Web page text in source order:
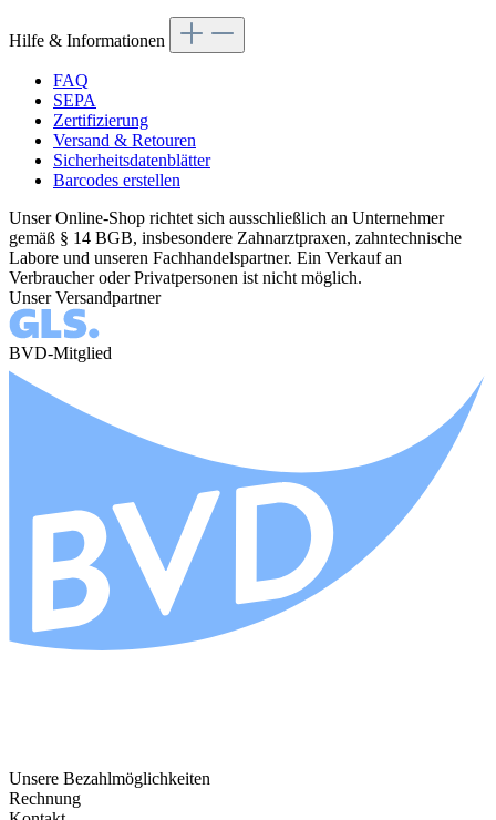
Hilfe & Informationen
FAQ
SEPA
Zertifizierung
Versand & Retouren
Sicherheitsdatenblätter
Barcodes erstellen
Unser Online-Shop richtet sich ausschließlich an Unternehmer
gemäß § 14 BGB, insbesondere Zahnarztpraxen, zahntechnische
Labore und unseren Fachhandelspartner. Ein Verkauf an
Verbraucher oder Privatpersonen ist nicht möglich.
Unser Versandpartner
BVD-Mitglied
Unsere Bezahlmöglichkeiten
Rechnung